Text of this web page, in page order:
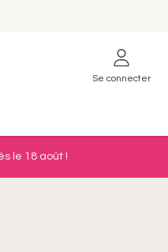
Se connecter
le 18 août !